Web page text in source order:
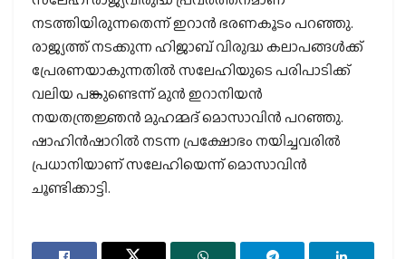
നടത്തിയിരുന്നതെന്ന് ഇറാന്‍ ഭരണകൂടം പറഞ്ഞു.
രാജ്യത്ത് നടക്കുന്ന ഹിജാബ് വിരുദ്ധ കലാപങ്ങള്‍ക്ക്
പ്രേരണയാകുന്നതില്‍ സലേഹിയുടെ പരിപാടിക്ക്
വലിയ പങ്കുണ്ടെന്ന് മുന്‍ ഇറാനിയന്‍
നയതന്ത്രജ്ഞന്‍ മുഹമ്മദ് മൊസാവിന്‍ പറഞ്ഞു.
ഷാഹിന്‍ഷാറില്‍ നടന്ന പ്രക്ഷോഭം നയിച്ചവരില്‍
പ്രധാനിയാണ് സലേഹിയെന്ന് മൊസാവിന്‍
ചൂണ്ടിക്കാട്ടി.